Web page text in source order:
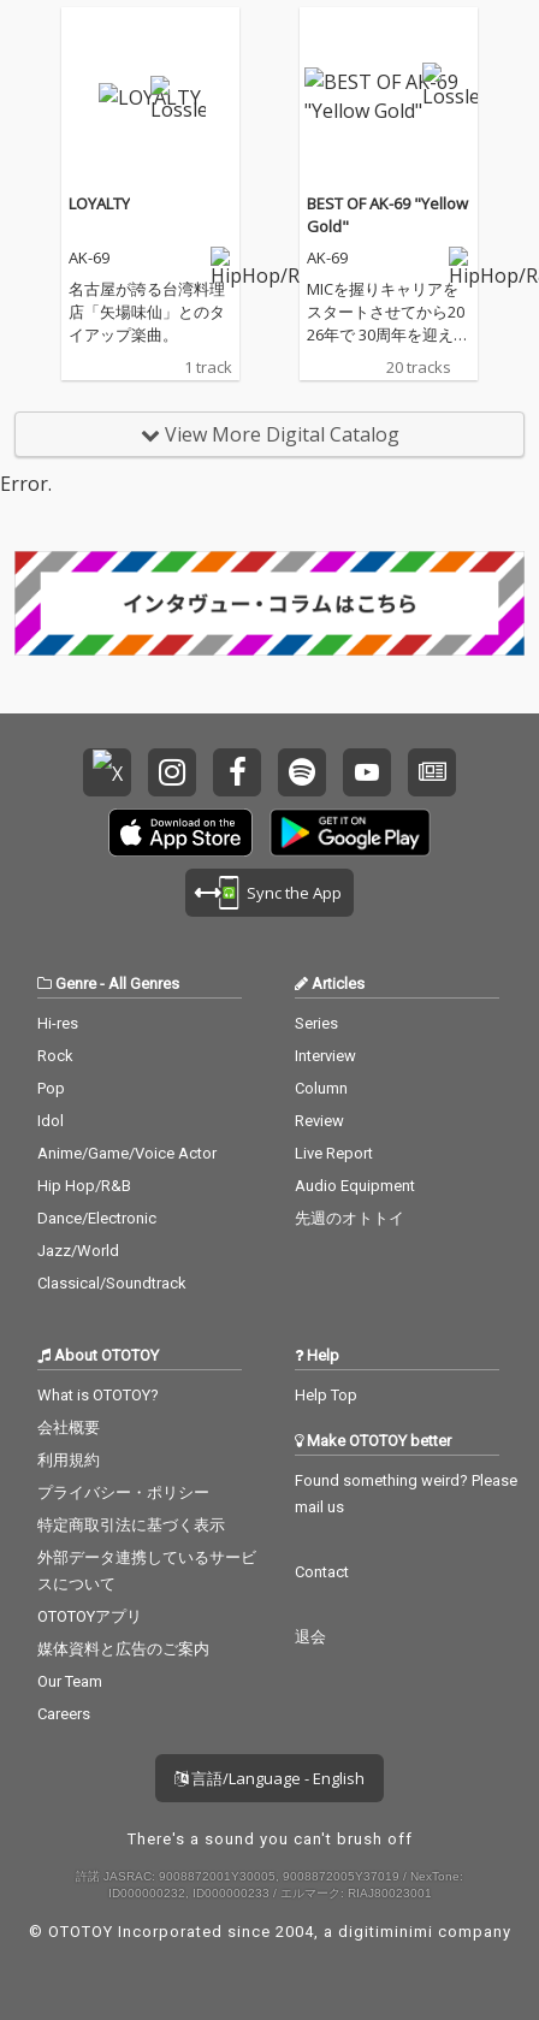
スト活動30周年を迎
え、今もなお“俺にはこ
スト活動30周年を迎
え、今もなお“俺にはこ
れしかない”と歌い上げ
LOYALTY
AK-69
名古屋が誇る台湾料理
店「矢場味仙」とのタ
イアップ楽曲。
1 track
BEST OF AK-69 "Yellow
Gold"
AK-69
MICを握りキャリアを
スタートさせてから20
26年で 30周年を迎える
AK-69が2004年～2015
年までにリリースした
枚の中から代表曲であ
る“START IT AGAIN”, ”A
のRE-RECORDING ver.
20 tracks
View More Digital Catalog
Error.
Sync the App
Genre- All Genres
Hi-res
Rock
Pop
Idol
Anime/Game/Voice Actor
Hip Hop/R&B
Dance/Electronic
Jazz/World
Classical/Soundtrack
Articles
Series
Interview
Column
Review
Live Report
Audio Equipment
先週のオトトイ
About OTOTOY
What is OTOTOY?
会社概要
利用規約
プライバシー・ポリシー
特定商取引法に基づく表示
外部データ連携しているサービ
スについて
OTOTOYアプリ
媒体資料と広告のご案内
Our Team
Careers
Help
Help Top
Make OTOTOY better
Found something weird? Please
mail us
Contact
退会
言語/Language - English
There's a sound you can't brush off
許諾 JASRAC: 9008872001Y30005, 9008872005Y37019 / NexTone:
ID000000232, ID000000233 / エルマーク: RIAJ80023001
© OTOTOY Incorporated since 2004, a digitiminimi company